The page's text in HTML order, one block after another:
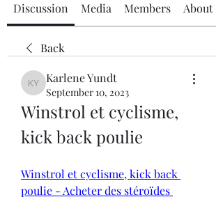
Discussion Media Members About
Back
Karlene Yundt
Karlene Yundt
September 10, 2023
Winstrol et cyclisme,
kick back poulie
Winstrol et cyclisme, kick back
poulie - Acheter des stéroïdes